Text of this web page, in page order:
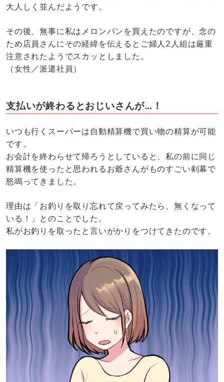
大人しく並んだようです。
その後、無事に私はメロンパンを買えたのですが、念の
ため店員さんにその経緯を伝えるとご婦人2人組は厳重
注意されたようでスカッとしました。
（女性／派遣社員）
支払いが終わるとおじいさんが…！
いつも行くスーパーは自動精算機で買い物の精算が可能
です。
お会計を終わらせて帰ろうとしていると、私の前に同じ
精算機を使ったと思われるお爺さんがものすごい剣幕で
怒鳴ってきました。
理由は「お釣りを取り忘れて戻ってみたら、無くなって
いる！」とのことでした。
私がお釣りを取ったと言いがかりをつけてきたのです。